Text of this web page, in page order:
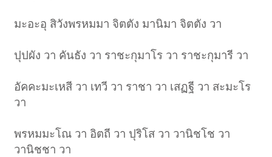
มะอะอุ สิวังพรหมมา จิตตัง มานิมา จิตตัง วา
ปุปผัง วา คันธัง วา ราชะกุมาโร วา ราชะกุมารี วา
อัคคะมะเหสี วา เทวี วา ราชา วา เสฏฐี วา สะมะโร
วา
พรหมมะโณ วา อิตถี วา ปุริโส วา วานิชโช วา
วานิชชา วา